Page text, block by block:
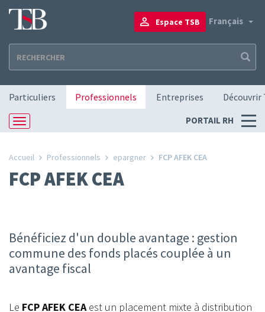
au
contenu
principal
Français
Espace TSB
Navigation principale
Particuliers Professionnels Entreprises Découvrir
Menu
RH
PORTAIL RH
Toggle
navigation
Accueil Professionnels epargner FCP AFEK CEA
FCP AFEK CEA
Bénéficiez d'un double avantage : gestion
commune des fonds placés couplée à un
avantage fiscal
Le FCP AFEK CEAest un placement mixte à distribution